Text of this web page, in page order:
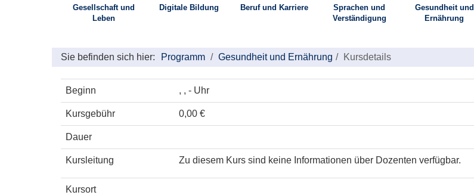
Gesellschaft und
Leben
Digitale Bildung Beruf und Karriere
Sprachen und
Verständigung
Gesundheit und
Ernährung
Sie befinden sich hier: Programm Gesundheit und Ernährung Kursdetails
Beginn , , - Uhr
Kursgebühr 0,00 €
Dauer
Kursleitung Zu diesem Kurs sind keine Informationen über Dozenten verfügbar.
Kursort